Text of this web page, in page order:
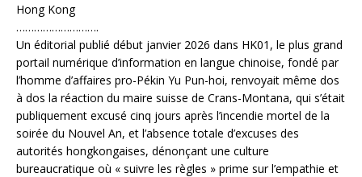
Hong Kong
……………………….
Un éditorial publié début janvier 2026 dans HK01, le plus grand
portail numérique d’information en langue chinoise, fondé par
l’homme d’affaires pro-Pékin Yu Pun-hoi, renvoyait même dos
à dos la réaction du maire suisse de Crans-Montana, qui s’était
publiquement excusé cinq jours après l’incendie mortel de la
soirée du Nouvel An, et l’absence totale d’excuses des
autorités hongkongaises, dénonçant une culture
bureaucratique où « suivre les règles » prime sur l’empathie et